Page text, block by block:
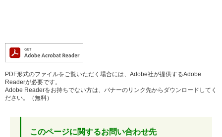
PDF形式のファイルをご覧いただく場合には、Adobe社が提供するAdobe
Readerが必要です。
Adobe Readerをお持ちでない方は、バナーのリンク先からダウンロードしてく
ださい。（無料）
このページに関するお問い合わせ先